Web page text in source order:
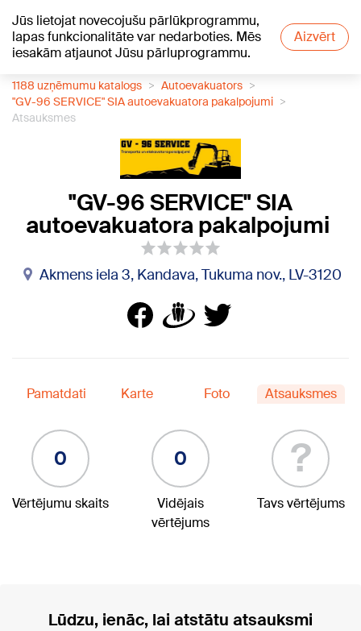
Jūs lietojat novecojušu pārlūkprogrammu,
lapas funkcionalitāte var nedarboties. Mēs
iesakām atjaunot Jūsu pārluprogrammu.
Aizvērt
+19°C
1188 uzņēmumu katalogs
Autoevakuators
"GV-96 SERVICE" SIA autoevakuatora pakalpojumi
Atsauksmes
"GV-96 SERVICE" SIA
autoevakuatora pakalpojumi
Akmens iela 3, Kandava, Tukuma nov., LV-3120
Pamatdati Karte Foto Atsauksmes
0
Vērtējumu skaits
0
Vidējais
vērtējums
?
Tavs vērtējums
Lūdzu, ienāc, lai atstātu atsauksmi